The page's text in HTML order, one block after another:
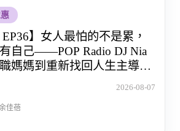
EP36】女人最怕的不是累，
自己——POP Radio DJ Nia
媽媽到重新找回人生主導權
2026-08-07
佳蓓